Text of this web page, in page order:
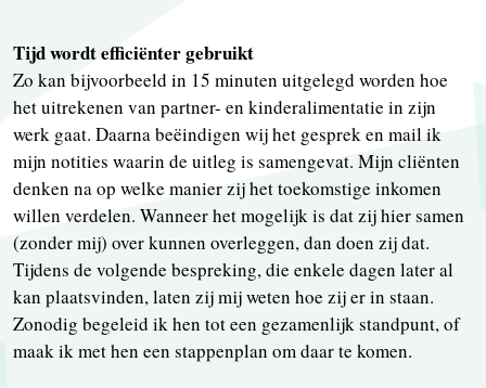
Tijd wordt efficiënter gebruikt
Zo kan bijvoorbeeld in 15 minuten uitgelegd worden hoe
het uitrekenen van partner- en kinderalimentatie in zijn
werk gaat. Daarna beëindigen wij het gesprek en mail ik
mijn notities waarin de uitleg is samengevat. Mijn cliënten
denken na op welke manier zij het toekomstige inkomen
willen verdelen. Wanneer het mogelijk is dat zij hier samen
(zonder mij) over kunnen overleggen, dan doen zij dat.
Tijdens de volgende bespreking, die enkele dagen later al
kan plaatsvinden, laten zij mij weten hoe zij er in staan.
Zonodig begeleid ik hen tot een gezamenlijk standpunt, of
maak ik met hen een stappenplan om daar te komen.